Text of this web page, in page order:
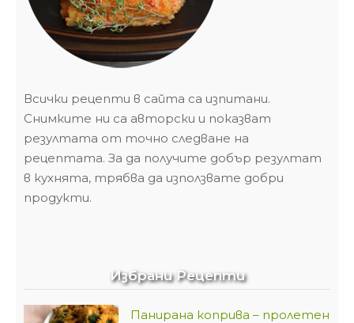
Всички рецепти в сайта са изпитани.
Снимките ни са авторски и показват
резултата от точно следване на
рецептата. За да получите добър резултат
в кухнята, трябва да използвате добри
продукти.
Избрани Рецепти
Панирана коприва – пролетен